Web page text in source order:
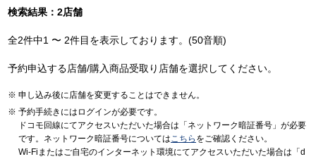
検索結果：2店舗
全2件中1 〜 2件目を表示しております。(50音順)
予約申込する店舗/購入商品受取り店舗を選択してください。
申し込み後に店舗を変更することはできません。
予約手続きにはログインが必要です。
ドコモ回線にてアクセスいただいた場合は「ネットワーク暗証番号」が必要
です。ネットワーク暗証番号についてはこちら をご確認ください。
Wi-Fiまたはご自宅のインターネット環境にてアクセスいただいた場合は「d